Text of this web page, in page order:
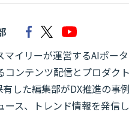
マイリーが運営するAIポー
コンテンツ配信とプロダク
有した編集部がDX推進の事
ス、トレンド情報を発信し